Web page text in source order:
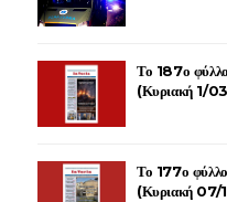
Το 187ο
(Κυριακή 1/
Το 177ο
(Κυριακή